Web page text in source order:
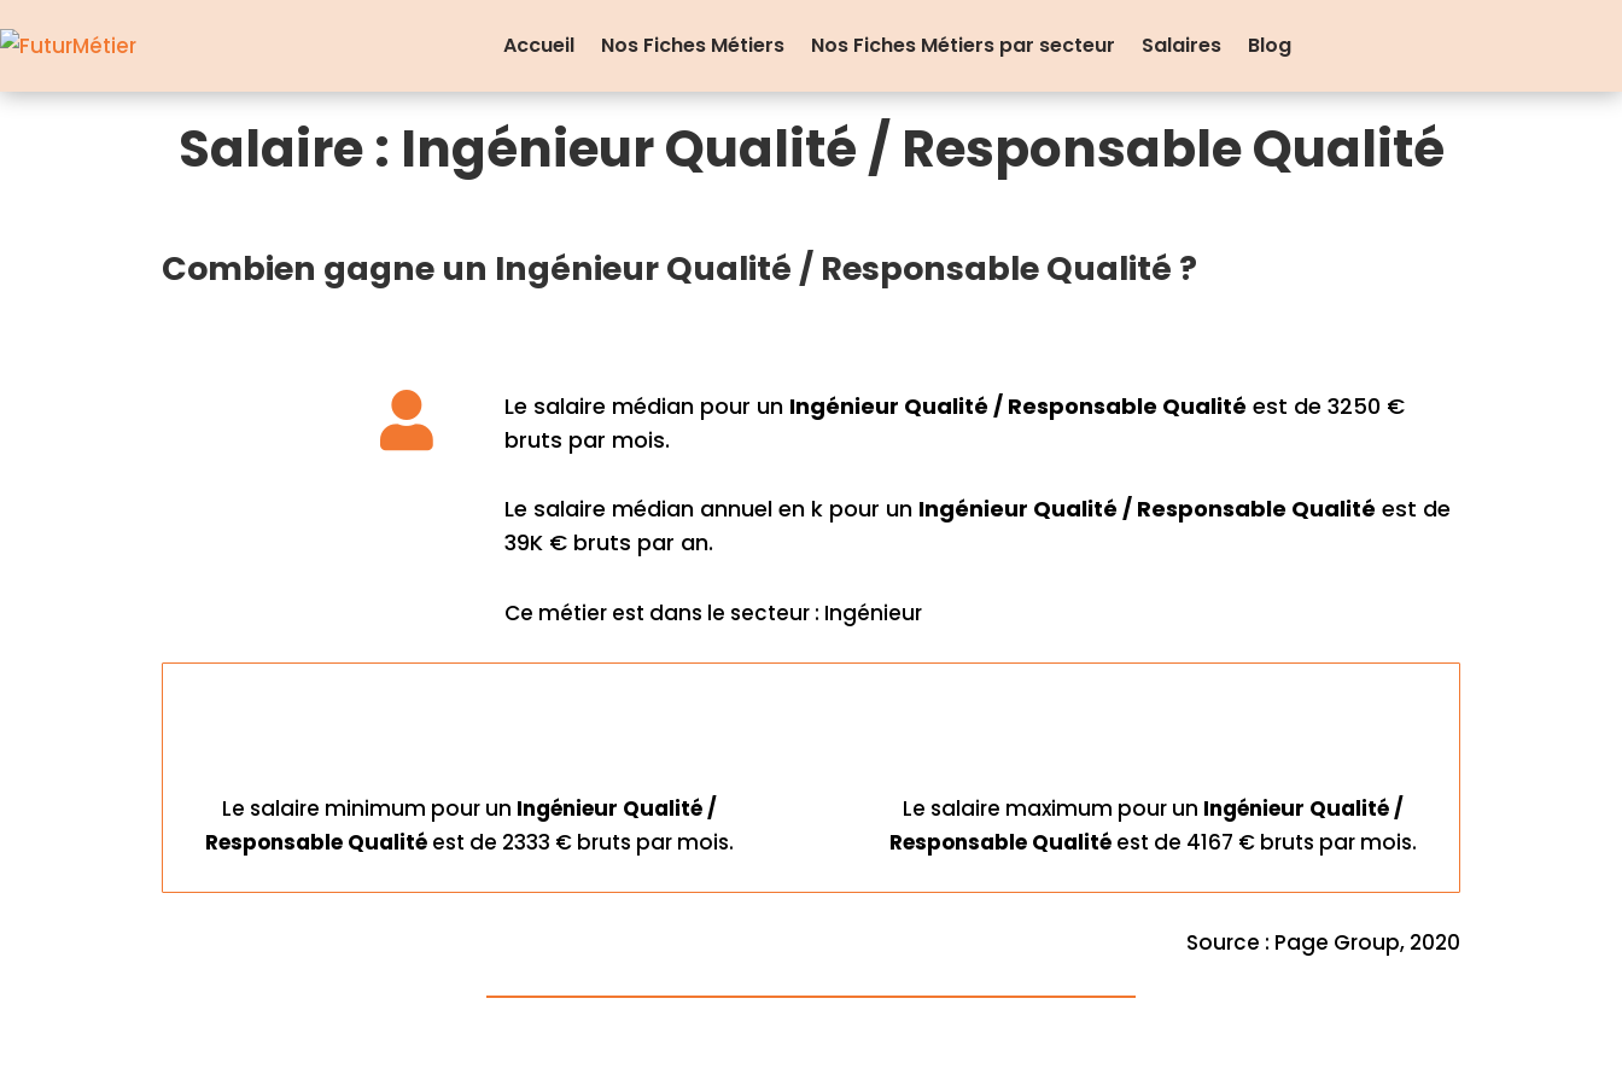
Accueil Nos Fiches Métiers Nos Fiches Métiers par secteur Salaires Blog
Salaire : Ingénieur Qualité / Responsable Qualité
Combien gagne un Ingénieur Qualité / Responsable Qualité ?
 Le salaire médian pour un Ingénieur Qualité / Responsable Qualité est de 3250 €
bruts par mois.
Le salaire médian annuel en k pour un Ingénieur Qualité / Responsable Qualité est de
39K € bruts par an.
Ce métier est dans le secteur : Ingénieur
Le salaire minimum pour un Ingénieur Qualité /
Responsable Qualitéest de 2333 € bruts par mois.
Le salaire maximum pour un Ingénieur Qualité /
Responsable Qualitéest de 4167 € bruts par mois.
Source : Page Group, 2020